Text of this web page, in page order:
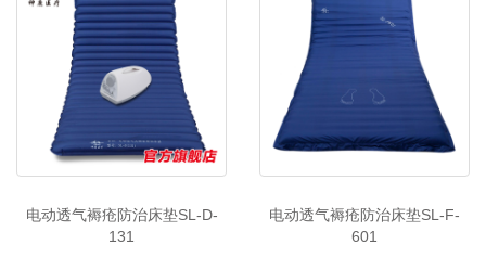
电动透气褥疮防治床垫SL-D-
131
电动透气褥疮防治床垫SL-F-
601